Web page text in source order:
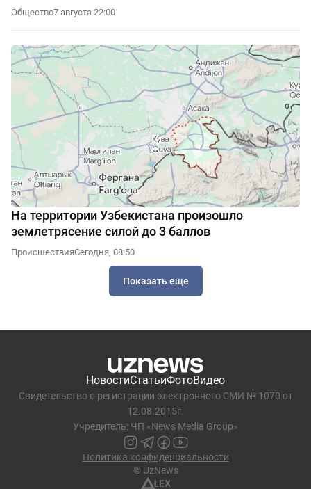
Общество7 августа 22:00
На территории Узбекистана произошло
землетрясение силой до 3 баллов
ПроисшествияСегодня, 08:50
Показать еще
НовостиСтатьиФотоВидео
Свидетельство о регистрации электронного СМИ № 1070 от
12.08.2015г.
Учредитель: ЧП «News Media Group»
Политика конфиденциальности
© UzNews